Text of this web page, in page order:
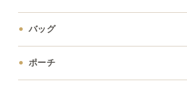
バッグ
ポーチ